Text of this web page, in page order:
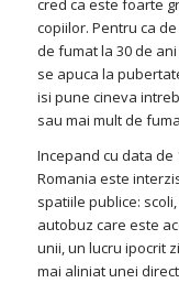
cred ca este foarte
copiilor. Pentru ca
de fumat la 30 de
se apuca la
isi pune cineva
sau mai mult de
Incepand cu data
Romania este
spatiile publice:
autobuz care este
unii, un lucru ipocrit
mai aliniat unei